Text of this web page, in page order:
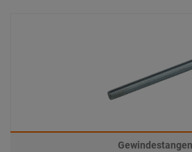
Gewindestangen